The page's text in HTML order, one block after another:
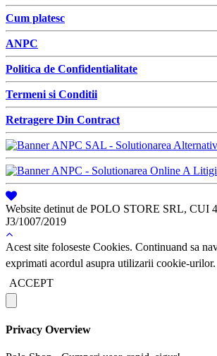
Cum platesc
ANPC
Politica de Confidentialitate
Termeni si Conditii
Retragere Din Contract
Website detinut de POLO STORE SRL, CUI
J3/1007/2019
Acest site foloseste Cookies. Continuand sa
exprimati acordul asupra utilizarii cookie-urilor.
ACCEPT
Privacy Overview